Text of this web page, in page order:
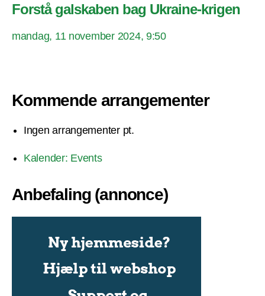
Forstå galskaben bag Ukraine-krigen
mandag, 11 november 2024, 9:50
Kommende arrangementer
Ingen arrangementer pt.
Kalender: Events
Anbefaling (annonce)